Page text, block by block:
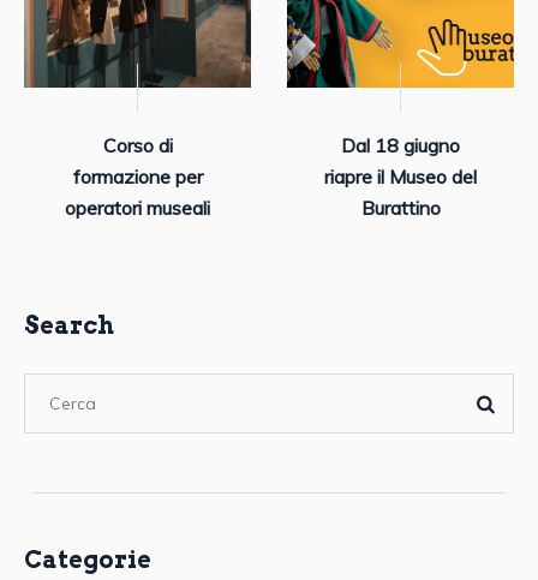
Corso di
formazione per
operatori museali
Dal 18 giugno
riapre il Museo del
Burattino
Search
Categorie